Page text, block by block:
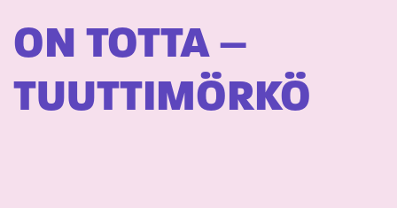
ON TOTTA –
TUUTTIMÖRKÖ